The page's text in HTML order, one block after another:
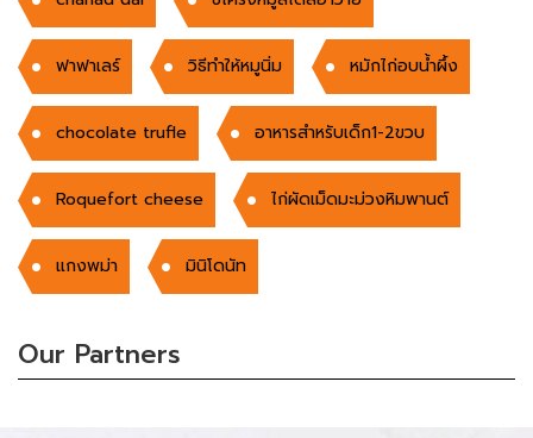
ฟาฟาเลร์ วิธีทำให้หมูนิ่ม หมักไก่อบน้ำผึ้ง
chocolate trufle อาหารสำหรับเด็ก1-2ขวบ
Roquefort cheese ไก่ผัดเม็ดมะม่วงหิมพานต์
แกงพม่า มินิโดนัท
Our Partners